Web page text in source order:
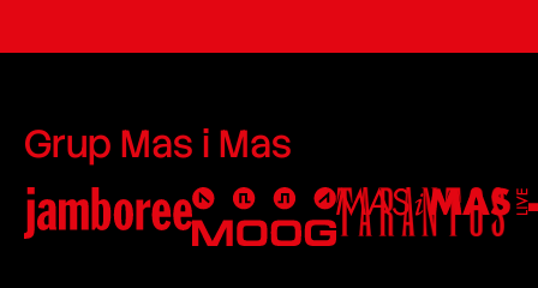
Grup Mas i Mas